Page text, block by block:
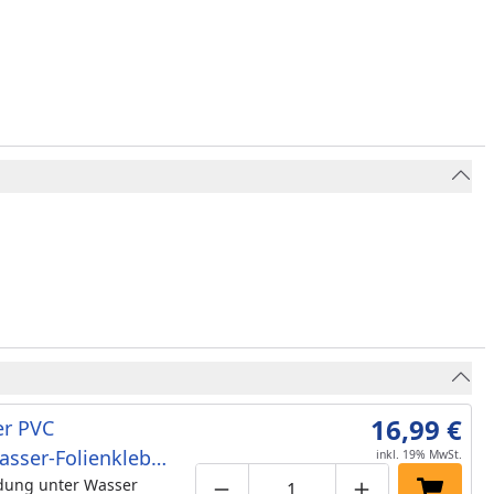
PVC
Folienkleber
unter Wasser
16,99 €
inkl. 19% MwSt.